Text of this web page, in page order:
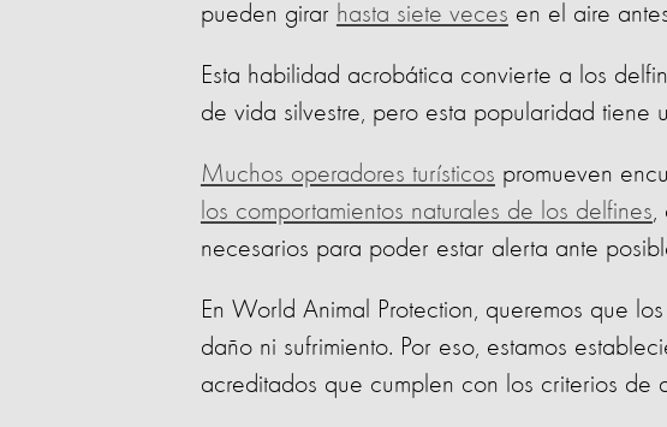
pueden girar hasta siete veces en el aire
Esta habilidad acrobática convierte a los
de vida silvestre, pero esta popularidad tiene
Muchos operadores turísticos promueven
los comportamientos naturales de los delfines,
necesarios para poder estar alerta ante
En World Animal Protection, queremos que
daño ni sufrimiento. Por eso, estamos
acreditados que cumplen con los criterios de